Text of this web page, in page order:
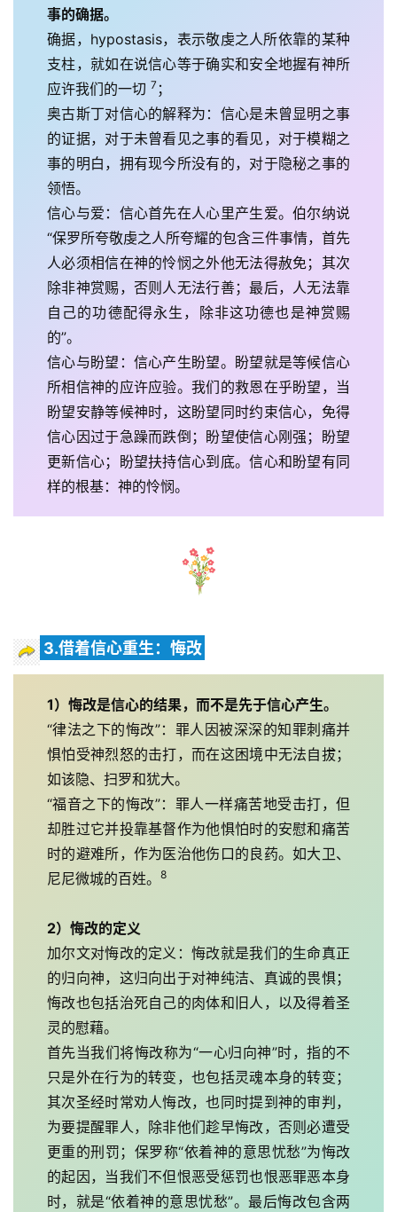
事的确据。
确据，hypostasis，表示敬虔之人所依靠的某种
支柱，就如在说信心等于确实和安全地握有神所
应许我们的一切 7 ；
奥古斯丁对信心的解释为：信心是未曾显明之事
的证据，对于未曾看见之事的看见，对于模糊之
事的明白，拥有现今所没有的，对于隐秘之事的
领悟。
信心与爱：信心首先在人心里产生爱。伯尔纳说
“保罗所夸敬虔之人所夸耀的包含三件事情，首先
人必须相信在神的怜悯之外他无法得赦免；其次
除非神赏赐，否则人无法行善；最后，人无法靠
自己的功德配得永生，除非这功德也是神赏赐
的”。
信心与盼望：信心产生盼望。盼望就是等候信心
所相信神的应许应验。我们的救恩在乎盼望，当
盼望安静等候神时，这盼望同时约束信心，免得
信心因过于急躁而跌倒；盼望使信心刚强；盼望
更新信心；盼望扶持信心到底。信心和盼望有同
样的根基：神的怜悯。
3.借着信心重生：悔改
1）悔改是信心的结果，而不是先于信心产生。
“律法之下的悔改”：罪人因被深深的知罪刺痛并
惧怕受神烈怒的击打，而在这困境中无法自拔；
如该隐、扫罗和犹大。
“福音之下的悔改”：罪人一样痛苦地受击打，但
却胜过它并投靠基督作为他惧怕时的安慰和痛苦
时的避难所，作为医治他伤口的良药。如大卫、
尼尼微城的百姓。
8
2）悔改的定义
加尔文对悔改的定义：悔改就是我们的生命真正
的归向神，这归向出于对神纯洁、真诚的畏惧；
悔改也包括治死自己的肉体和旧人，以及得着圣
灵的慰藉。
首先当我们将悔改称为“一心归向神”时，指的不
只是外在行为的转变，也包括灵魂本身的转变；
其次圣经时常劝人悔改，也同时提到神的审判，
为要提醒罪人，除非他们趁早悔改，否则必遭受
更重的刑罚；保罗称“依着神的意思忧愁”为悔改
的起因，当我们不但恨恶受惩罚也恨恶罪恶本身
时，就是“依着神的意思忧愁”。最后悔改包含两